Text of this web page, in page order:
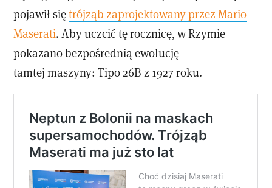
pojawił siętrójząb zaprojektowany przez Mario
Maserati. Aby uczcić tę rocznicę, w Rzymie
pokazano bezpośrednią ewolucję
tamtej maszyny: Tipo 26B z 1927 roku.